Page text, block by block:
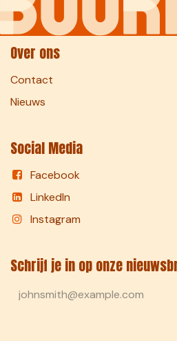
Over ons
Contact
Nieuws
Social Media
Facebook
LinkedIn
Instagram
Schrijf je in op onze